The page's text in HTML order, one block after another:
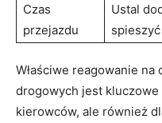
Czas
‌przejazdu
Ustal
Właściwe reagowanie​
drogowych jest
kierowców,⁤ ale również